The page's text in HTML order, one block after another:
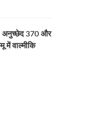
अनुच्छेद 370 और
में वाल्मीकि